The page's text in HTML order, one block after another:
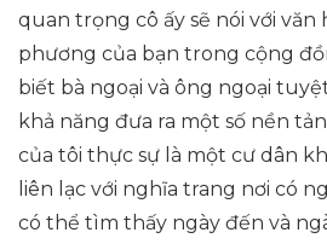
quan trọng cô ấy sẽ nói với văn
phương của bạn trong cộng
biết bà ngoại và ông ngoại
khả năng đưa ra một số nền
của tôi thực sự là một cư dân
liên lạc với nghĩa trang nơi có
có thể tìm thấy ngày đến và